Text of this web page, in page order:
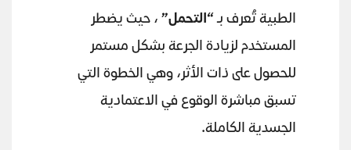
الطبية تُعرف بـ“التحمل” ، حيث يضطر
المستخدم لزيادة الجرعة بشكل مستمر
للحصول على ذات الأثر، وهي الخطوة التي
تسبق مباشرة الوقوع في الاعتمادية
الجسدية الكاملة.